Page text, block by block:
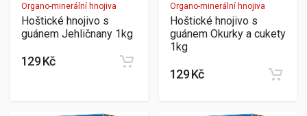
Organo-minerální hnojiva
Hoštické hnojivo s
guánem Jehličnany 1kg
129 Kč
Organo-minerální hnojiva
Hoštické hnojivo s
guánem Okurky a cukety
1kg
129 Kč